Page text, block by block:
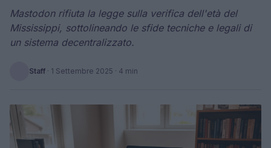
Mastodon rifiuta la legge sulla verifica dell'età del
Mississippi, sottolineando le sfide tecniche e legali di
un sistema decentralizzato.
Staff · 1 Settembre 2025 · 4 min